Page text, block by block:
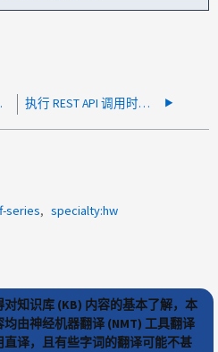
致中断 执行 REST API 调用时出现错误用户未经授权
series specialty:hw
知识库 (KB) 内容的基本了解，本
由神经机器翻译 (NMT) 工具翻译
译，且有些字词的翻译可能不甚